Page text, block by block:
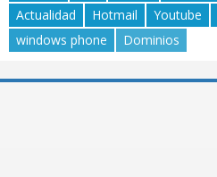
Actualidad
Hotmail Youtube
windows phone
Dominios